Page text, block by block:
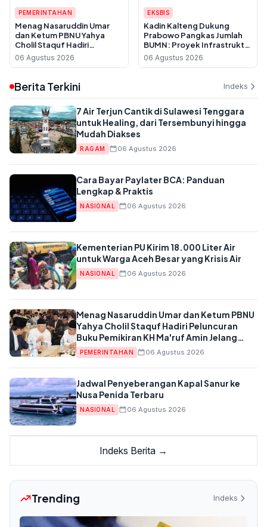
PEMERINTAHAN
Menag Nasaruddin Umar
dan Ketum PBNU Yahya
Cholil Staquf Hadiri
Peluncuran Buku Pemikiran
KH Ma'ruf Amin Jelang
06 Agustus 2026
EKSBIS
Kadin Kalteng Dukung
Prabowo Pangkas Jumlah
BUMN: Proyek Infrastruktur
Sering Disubkon, UMKM
Daerah Jadi Korban
06 Agustus 2026
Berita Terkini Indeks
7 Air Terjun Cantik di Sulawesi Tenggara
untuk Healing, dari Tersembunyi hingga
Mudah Diakses
RAGAM 06 Agustus 2026
Cara Bayar Paylater BCA: Panduan
Lengkap & Praktis
NASIONAL 06 Agustus 2026
Kementerian PU Kirim 18.000 Liter Air
untuk Warga Aceh Besar yang Krisis Air
NASIONAL 06 Agustus 2026
Menag Nasaruddin Umar dan Ketum PBNU
Yahya Cholil Staquf Hadiri Peluncuran
Buku Pemikiran KH Ma'ruf Amin Jelang
Muktamar NU ke-35
PEMERINTAHAN 06 Agustus 2026
Jadwal Penyeberangan Kapal Sanur ke
Nusa Penida Terbaru
NASIONAL 06 Agustus 2026
Indeks Berita →
Trending Indeks